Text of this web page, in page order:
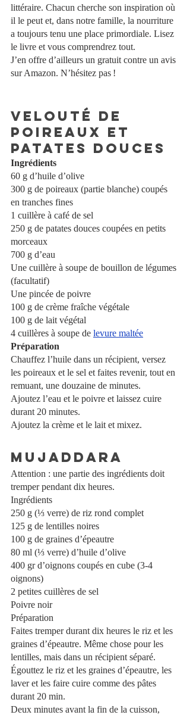
littéraire. Chacun cherche son inspiration où
il le peut et, dans notre famille, la nourriture
a toujours tenu une place primordiale. Lisez
le livre et vous comprendrez tout.
J’en offre d’ailleurs un gratuit contre un avis
sur Amazon. N’hésitez pas !
Velouté de
poireaux et
patates douces
Ingrédients
60 g d’huile d’olive
300 g de poireaux (partie blanche) coupés
en tranches fines
1 cuillère à café de sel
250 g de patates douces coupées en petits
morceaux
700 g d’eau
Une cuillère à soupe de bouillon de légumes
(facultatif)
Une pincée de poivre
100 g de crème fraîche végétale
100 g de lait végétal
4 cuillères à soupe de levure maltée
Préparation
Chauffez l’huile dans un récipient, versez
les poireaux et le sel et faites revenir, tout en
remuant, une douzaine de minutes.
Ajoutez l’eau et le poivre et laissez cuire
durant 20 minutes.
Ajoutez la crème et le lait et mixez.
Mujaddara
Attention : une partie des ingrédients doit
tremper pendant dix heures.
Ingrédients
250 g (⅓ verre) de riz rond complet
125 g de lentilles noires
100 g de graines d’épeautre
80 ml (⅓ verre) d’huile d’olive
400 gr d’oignons coupés en cube (3-4
oignons)
2 petites cuillères de sel
Poivre noir
Préparation
Faites tremper durant dix heures le riz et les
graines d’épeautre. Même chose pour les
lentilles, mais dans un récipient séparé.
Égouttez le riz et les graines d’épeautre, les
laver et les faire cuire comme des pâtes
durant 20 min.
Deux minutes avant la fin de la cuisson,